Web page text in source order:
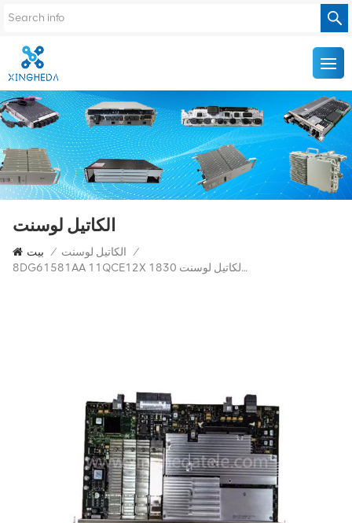
الكاتيل لوسنت
بيت / الكاتيل لوسنت /
8DG61581AA 11QCE12X لشركة الكاتيل لوسنت 1830PSS-32/64